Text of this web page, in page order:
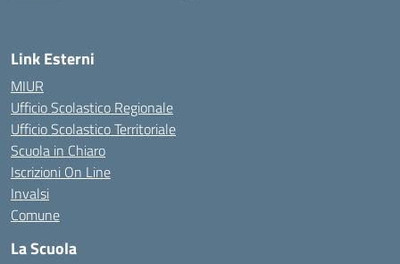
Link Esterni
MIUR
Ufficio Scolastico Regionale
Ufficio Scolastico Territoriale
Scuola in Chiaro
Iscrizioni On Line
Invalsi
Comune
La Scuola